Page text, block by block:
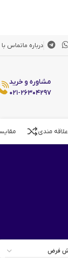
درباره ماتماس با
مشاوره و خرید
۰۲۱-۲۶۳۰۴۲۹۷
علاقه مندی